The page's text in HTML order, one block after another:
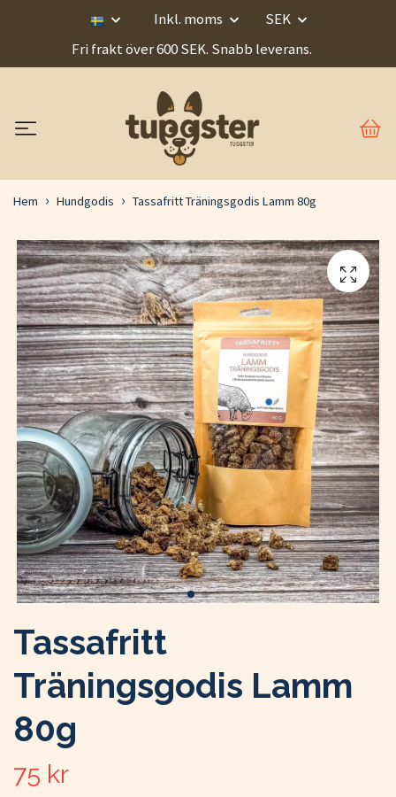
Inkl. moms
SEK
Fri frakt över 600 SEK. Snabb leverans.
Hem Hundgodis Tassafritt Träningsgodis Lamm 80g
Tassafritt
Träningsgodis Lamm
80g
75 kr